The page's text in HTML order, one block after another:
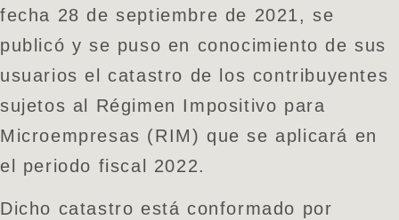
fecha 28 de septiembre de 2021, se
publicó y se puso en conocimiento de sus
usuarios el catastro de los contribuyentes
sujetos al Régimen Impositivo para
Microempresas (RIM) que se aplicará en
el periodo fiscal 2022.
Dicho catastro está conformado por